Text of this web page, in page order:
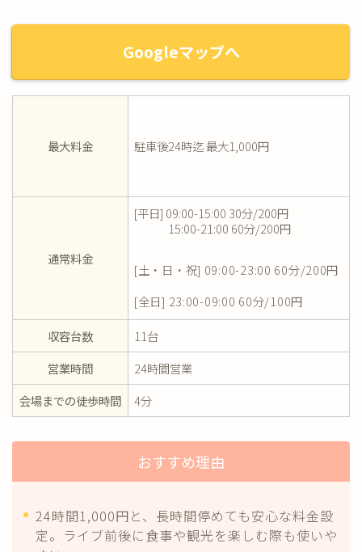
Googleマップへ
最大料金 駐車後24時迄 最大1,000円
通常料金
[平日] 09:00-15:00 30分/200円
15:00-21:00 60分/200円
[土・日・祝] 09:00-23:00 60分/200円
[全日] 23:00-09:00 60分/100円
収容台数
11台
営業時間
24時間営業
会場までの徒歩時間
4分
おすすめ理由
24時間1,000円と、長時間停めても安心な料金設
定。ライブ前後に食事や観光を楽しむ際も使いや